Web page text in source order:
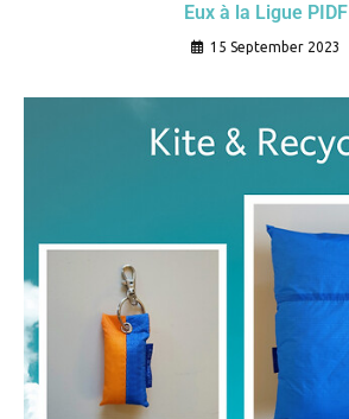
Eux à la Ligue PIDF
15 September 2023